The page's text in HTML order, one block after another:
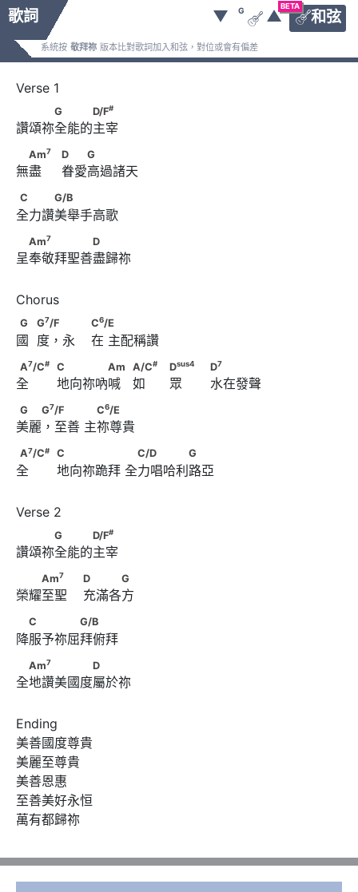
歌詞
BETA
和弦
▼ G
 ▲
系統按 敬拜祢 版本比對歌詞加入和弦，對位或會有偏差
G　　　D/F
G D/F#
讚頌祢全能的主宰
Am7 D　　G
Am7 D G
無盡     眷愛高過諸天
C　　　G/B
C G/B
全力讚美舉手高歌
Am7 D
Am7 D
呈奉敬拜聖善盡歸祢
G　            G7/F　 　                        C
G G7/F C6/E
國  度，永    在 主配稱讚
A7/C# C　　　　Am
A/C# D
D
A7/C# C Am A/C# Dsus4 D7
全       地向祢吶喊   如      眾       水在發聲
G　　G7 /F 　　      　C
G G7/F C6/E
美麗，至善 主祢尊貴
A7/C# C
C/D　　　　G
A7/C# C C/D G
全       地向祢跪拜 全力唱哈利路亞
G　　　D/F
G D/F#
讚頌祢全能的主宰
Am7 D　　　G
Am7 D G
榮耀至聖    充滿各方
C　　　　G/B
C G/B
降服予祢屈拜俯拜
Am7 D
Am7 D
全地讚美國度屬於祢
Ending
美善國度尊貴
美麗至尊貴
美善恩惠
至善美好永恒
萬有都歸祢